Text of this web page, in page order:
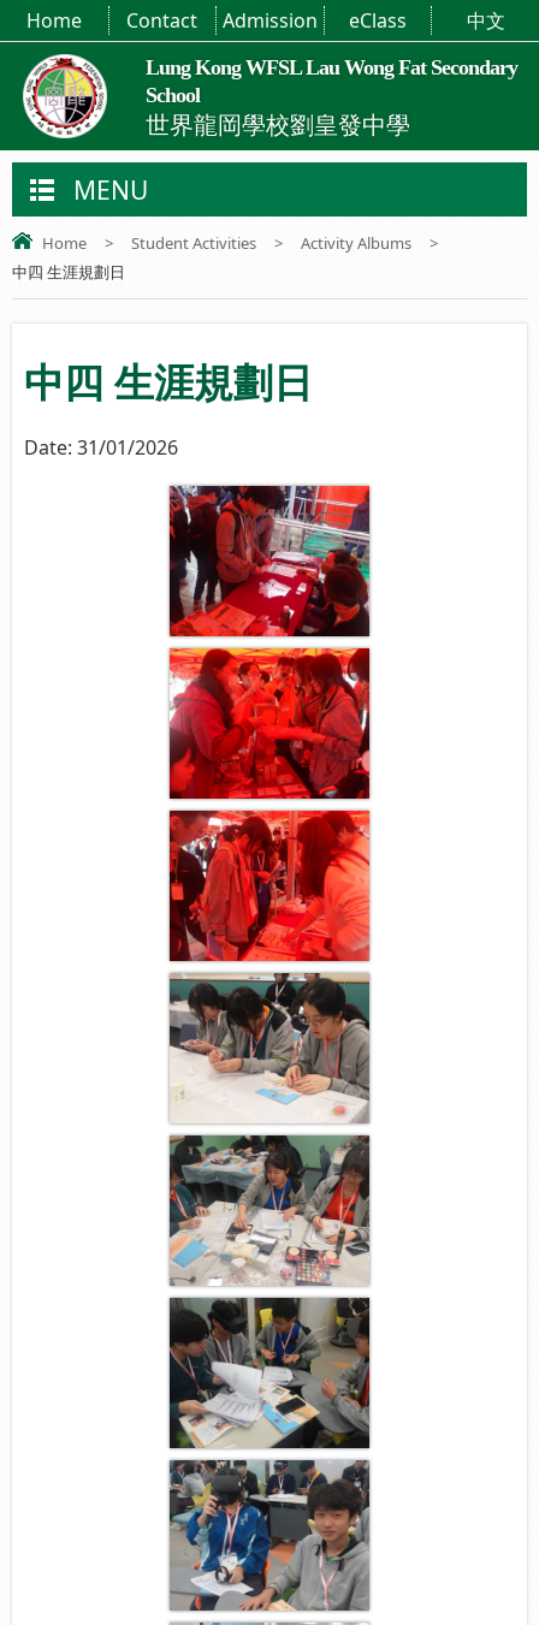
Lung Kong WFSL Lau Wong Fat Secondary
School
世界龍岡學校劉皇發中學
Home Contact Admission eClass 中文
MENU
Home > Student Activities > Activity Albums
>
中四 生涯規劃日
中四 生涯規劃日
Date: 31/01/2026